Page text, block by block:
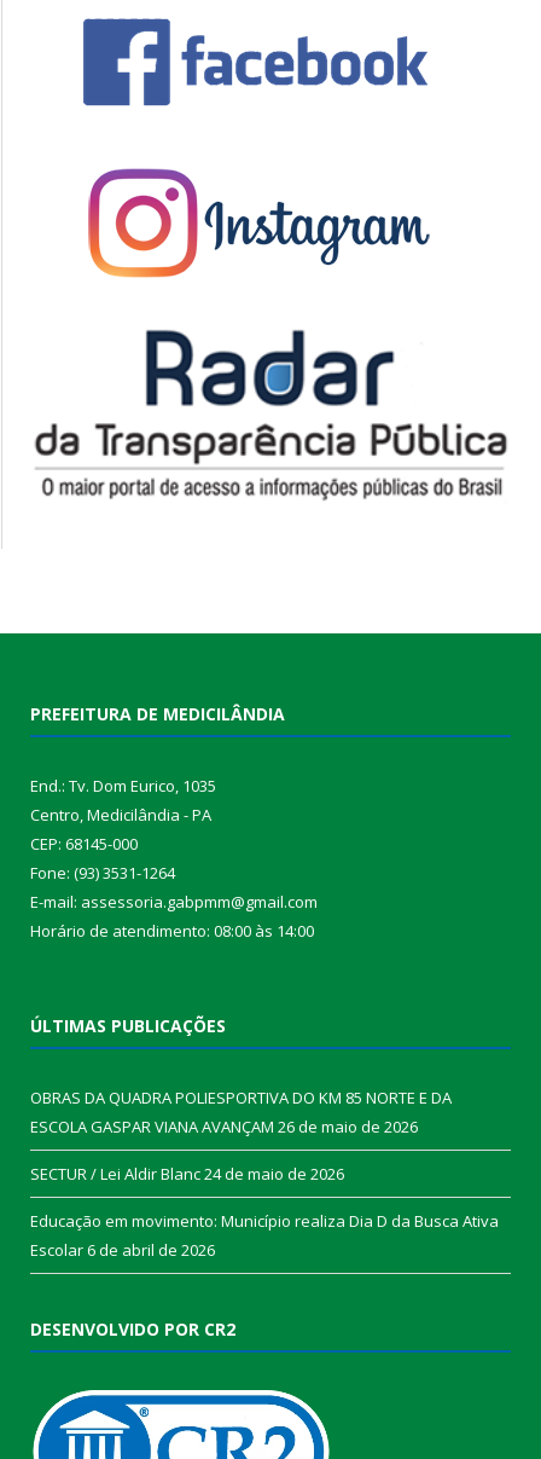
PREFEITURA DE MEDICILÂNDIA
End.: Tv. Dom Eurico, 1035
Centro, Medicilândia - PA
CEP: 68145-000
Fone: (93) 3531-1264
E-mail: assessoria.gabpmm@gmail.com
Horário de atendimento: 08:00 às 14:00
ÚLTIMAS PUBLICAÇÕES
OBRAS DA QUADRA POLIESPORTIVA DO KM 85 NORTE E DA
ESCOLA GASPAR VIANA AVANÇAM 26 de maio de 2026
SECTUR / Lei Aldir Blanc24 de maio de 2026
Educação em movimento: Município realiza Dia D da Busca Ativa
Escolar6 de abril de 2026
DESENVOLVIDO POR CR2